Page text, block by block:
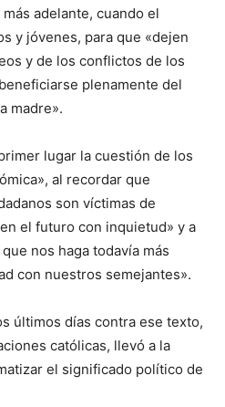
adelante, cuando el
y jóvenes, para que «dejen
y de los conflictos de los
plenamente del
madre».
lugar la cuestión de los
al recordar que
son víctimas de
el futuro con inquietud» y a
nos haga todavía más
con nuestros semejantes».
últimos días contra ese texto,
católicas, llevó a la
el significado político de